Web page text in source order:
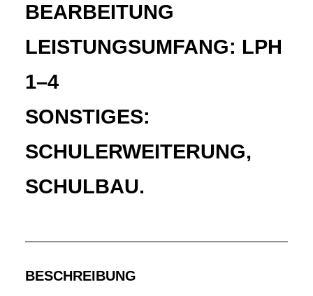
BEARBEITUNG
LEISTUNGSUMFANG: LPH
1–4
SONSTIGES:
SCHULERWEITERUNG,
SCHULBAU.
BESCHREIBUNG